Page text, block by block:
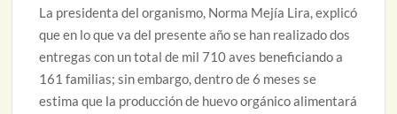
La presidenta del organismo, Norma Mejía Lira, explicó
que en lo que va del presente año se han realizado dos
entregas con un total de mil 710 aves beneficiando a
161 familias; sin embargo, dentro de 6 meses se
estima que la producción de huevo orgánico alimentará